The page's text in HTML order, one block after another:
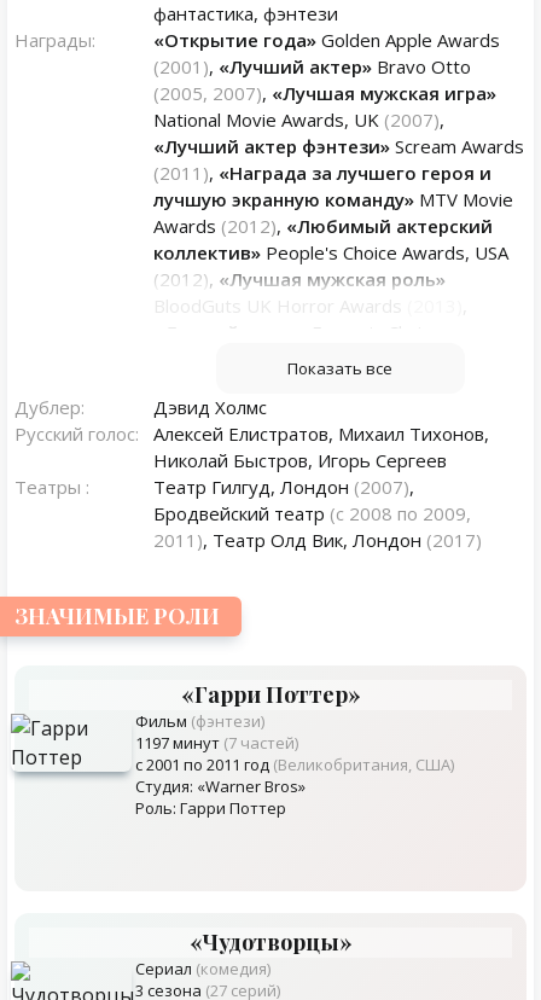
фантастика, фэнтези
Награды:
«Открытие года» Golden Apple Awards
(2001), «Лучший актер» Bravo Otto
(2005, 2007), «Лучшая мужская игра»
National Movie Awards, UK (2007),
«Лучший актер фэнтези» Scream Awards
(2011), «Награда за лучшего героя и
лучшую экранную команду» MTV Movie
Awards (2012), «Любимый актерский
коллектив» People's Choice Awards, USA
(2012), «Лучшая мужская роль»
«Награда за лучшего
(2022) ,«Лучший актер мини-сериала
или фильма»Critics Choice Awards(2023)
Показать все
Дублер:
Дэвид Холмс
Русский голос:
Алексей Елистратов, Михаил Тихонов,
Николай Быстров, Игорь Сергеев
Театры :
Театр Гилгуд, Лондон (2007),
Бродвейский театр (с 2008 по 2009,
2011), Театр Олд Вик, Лондон (2017)
ЗНАЧИМЫЕ РОЛИ
«Гарри Поттер»
Фильм (фэнтези)
1197 минут (7 частей)
с 2001 по 2011 год (Великобритания, США)
Студия: «Warner Bros»
Роль: Гарри Поттер
«Чудотворцы»
Сериал (комедия)
3 сезона (27 серий)